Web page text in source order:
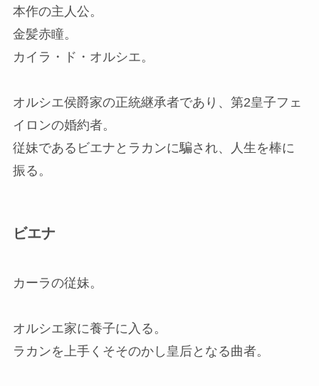
本作の主人公。
金髪赤瞳。
カイラ・ド・オルシエ。
オルシエ侯爵家の正統継承者であり、第2皇子フェ
イロンの婚約者。
従妹であるビエナとラカンに騙され、人生を棒に
振る。
ビエナ
カーラの従妹。
オルシエ家に養子に入る。
ラカンを上手くそそのかし皇后となる曲者。